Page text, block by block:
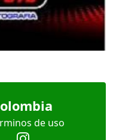
de uso